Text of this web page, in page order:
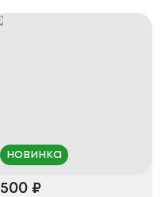
новинка
500 ₽